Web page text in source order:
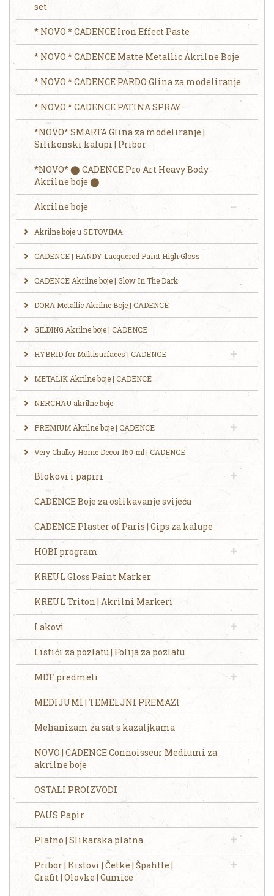
set
* NOVO * CADENCE Iron Effect Paste
* NOVO * CADENCE Matte Metallic Akrilne Boje
* NOVO * CADENCE PARDO Glina za modeliranje
* NOVO * CADENCE PATINA SPRAY
*NOVO* SMARTA Glina za modeliranje |
Silikonski kalupi | Pribor
*NOVO* ⬤ CADENCE Pro Art Heavy Body
Akrilne boje ⬤
Akrilne boje
Akrilne boje u SETOVIMA
CADENCE | HANDY Lacquered Paint High Gloss
CADENCE Akrilne boje | Glow In The Dark
DORA Metallic Akrilne Boje | CADENCE
GILDING Akrilne boje | CADENCE
HYBRID for Multisurfaces | CADENCE
METALIK Akrilne boje | CADENCE
NERCHAU akrilne boje
PREMIUM Akrilne boje | CADENCE
Very Chalky Home Decor 150 ml | CADENCE
Blokovi i papiri
CADENCE Boje za oslikavanje svijeća
CADENCE Plaster of Paris | Gips za kalupe
HOBI program
KREUL Gloss Paint Marker
KREUL Triton | Akrilni Markeri
Lakovi
Listići za pozlatu | Folija za pozlatu
MDF predmeti
MEDIJUMI | TEMELJNI PREMAZI
Mehanizam za sat s kazaljkama
NOVO | CADENCE Connoisseur Mediumi za
akrilne boje
OSTALI PROIZVODI
PAUS Papir
Platno | Slikarska platna
Pribor | Kistovi | Četke | Špahtle |
Grafit | Olovke | Gumice